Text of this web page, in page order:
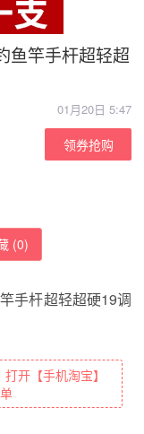
鱼竿手杆超轻超
01月20日 5:47
领券抢购
(0)